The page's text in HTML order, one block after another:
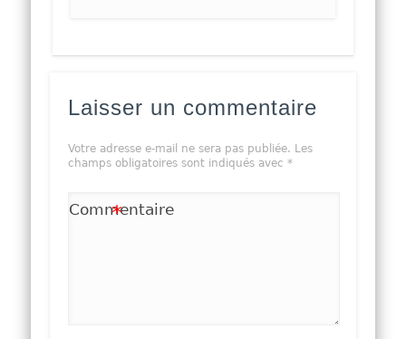
Laisser un commentaire
Votre adresse e-mail ne sera pas publiée. Les
champs obligatoires sont indiqués avec *
Commentaire
*